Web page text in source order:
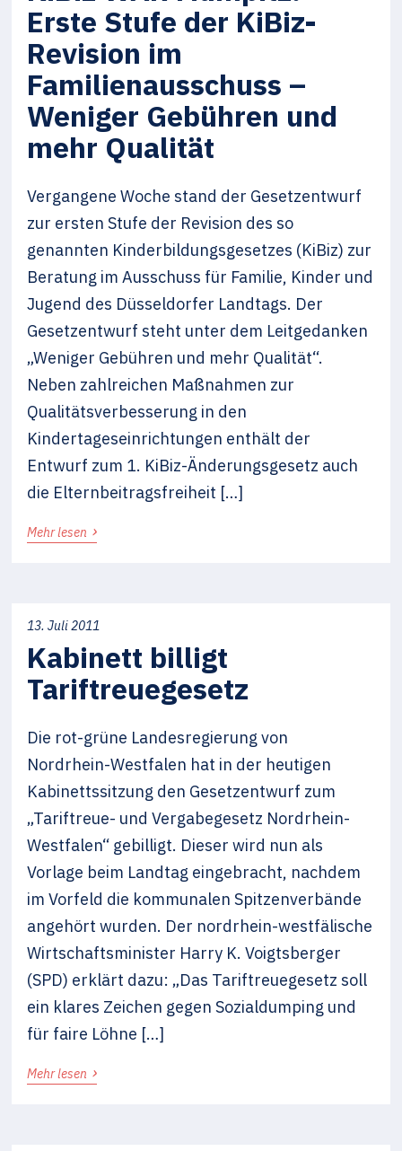
Erste Stufe der KiBiz-
Revision im
Familienausschuss –
Weniger Gebühren und
mehr Qualität
Vergangene Woche stand der Gesetzentwurf
zur ersten Stufe der Revision des so
genannten Kinderbildungsgesetzes (KiBiz) zur
Beratung im Ausschuss für Familie, Kinder und
Jugend des Düsseldorfer Landtags. Der
Gesetzentwurf steht unter dem Leitgedanken
„Weniger Gebühren und mehr Qualität“.
Neben zahlreichen Maßnahmen zur
Qualitätsverbesserung in den
Kindertageseinrichtungen enthält der
Entwurf zum 1. KiBiz-Änderungsgesetz auch
die Elternbeitragsfreiheit […]
Mehr lesen ›
13. Juli 2011
Kabinett billigt
Tariftreuegesetz
Die rot-grüne Landesregierung von
Nordrhein-Westfalen hat in der heutigen
Kabinettssitzung den Gesetzentwurf zum
„Tariftreue- und Vergabegesetz Nordrhein-
Westfalen“ gebilligt. Dieser wird nun als
Vorlage beim Landtag eingebracht, nachdem
im Vorfeld die kommunalen Spitzenverbände
angehört wurden. Der nordrhein-westfälische
Wirtschaftsminister Harry K. Voigtsberger
(SPD) erklärt dazu: „Das Tariftreuegesetz soll
ein klares Zeichen gegen Sozialdumping und
für faire Löhne […]
Mehr lesen ›